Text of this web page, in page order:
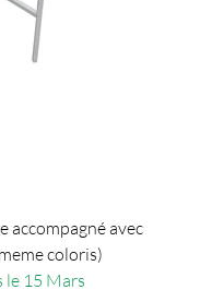
accompagné avec
coloris)
le 15 Mars